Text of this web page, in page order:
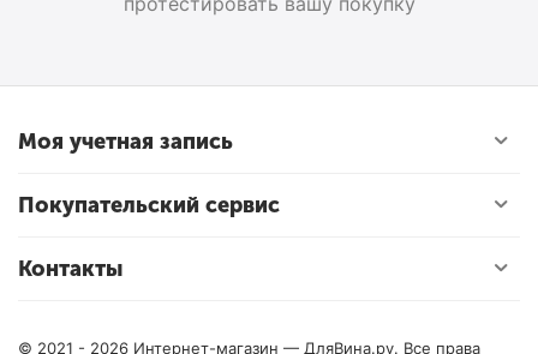
Моя учетная запись
Покупательский сервис
Контакты
© 2021 - 2026 Интернет-магазин — ДляВина.ру. Все права